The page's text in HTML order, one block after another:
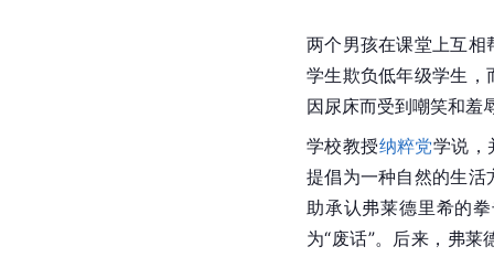
两个男孩在课堂上互相
学生欺负低年级学生，
因尿床而受到嘲笑和羞
学校教授纳粹党学说，
提倡为一种自然的生活
助承认弗莱德里希的
为“废话”。后来，弗